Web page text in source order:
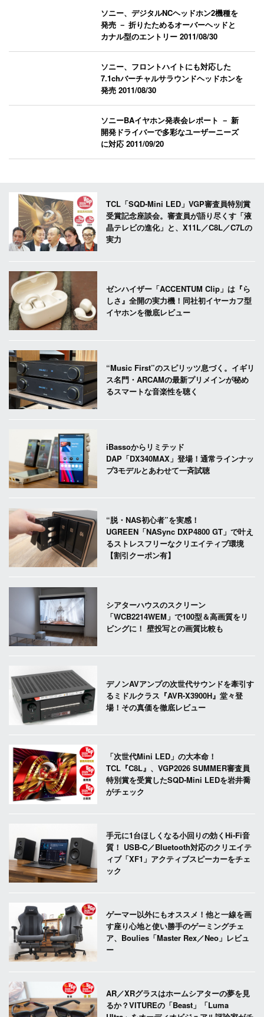
ソニー、デジタルNCヘッドホン2機種を
発売 － 折りたためるオーバーヘッドと
カナル型のエントリー2011/08/30
ソニー、フロントハイトにも対応した
7.1chバーチャルサラウンドヘッドホンを
発売2011/08/30
ソニーBAイヤホン発表会レポート － 新
開発ドライバーで多彩なユーザーニーズ
に対応2011/09/20
TCL「SQD-Mini LED」VGP審査員特別賞
受賞記念座談会。審査員が語り尽くす「液
晶テレビの進化」と、X11L／C8L／C7Lの
実力
ゼンハイザー「ACCENTUM Clip」は『ら
しさ』全開の実力機！同社初イヤーカフ型
イヤホンを徹底レビュー
“Music First”のスピリッツ息づく。イギリ
ス名門・ARCAMの最新プリメインが秘め
るスマートな音楽性を聴く
iBassoからリミテッド
DAP「DX340MAX」登場！通常ラインナッ
プ3モデルとあわせて一斉試聴
“脱・NAS初心者”を実感！
UGREEN「NASync DXP4800 GT」で叶え
るストレスフリーなクリエイティブ環境
【割引クーポン有】
シアターハウスのスクリーン
「WCB2214WEM」で100型＆高画質をリ
ビングに！ 壁投写との画質比較も
デノンAVアンプの次世代サウンドを牽引す
るミドルクラス『AVR-X3900H』堂々登
場！その真価を徹底レビュー
「次世代Mini LED」の大本命！
TCL『C8L』、VGP2026 SUMMER審査員
特別賞を受賞したSQD-Mini LEDを岩井喬
がチェック
手元に1台ほしくなる小回りの効くHi-Fi音
質！ USB-C／Bluetooth対応のクリエイテ
ィブ「XF1」アクティブスピーカーをチェ
ック
ゲーマー以外にもオススメ！他と一線を画
す座り心地と使い勝手のゲーミングチェ
ア、Boulies「Master Rex／Neo」レビュ
ー
AR／XRグラスはホームシアターの夢を見
るか？VITUREの「Beast」「Luma